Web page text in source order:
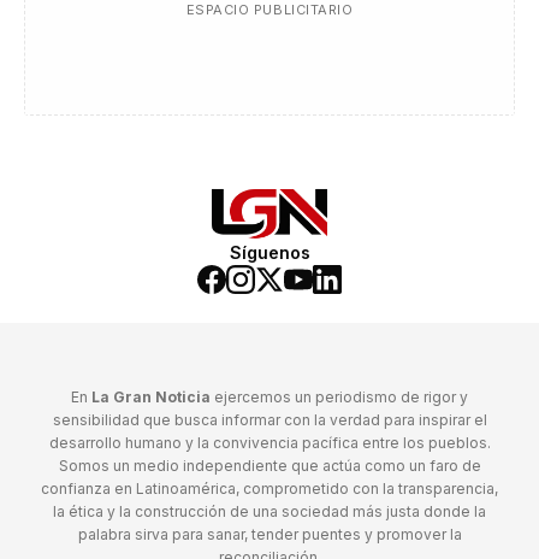
ESPACIO PUBLICITARIO
Síguenos
En La Gran Noticia ejercemos un periodismo de rigor y
sensibilidad que busca informar con la verdad para inspirar el
desarrollo humano y la convivencia pacífica entre los pueblos.
Somos un medio independiente que actúa como un faro de
confianza en Latinoamérica, comprometido con la transparencia,
la ética y la construcción de una sociedad más justa donde la
palabra sirva para sanar, tender puentes y promover la